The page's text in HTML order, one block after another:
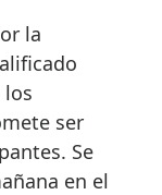
los
ser
Se
en el